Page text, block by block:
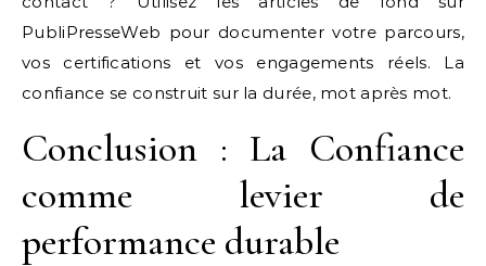
PubliPresseWeb pour documenter votre parcours,
vos certifications et vos engagements réels. La
confiance se construit sur la durée, mot après mot.
Conclusion : La Confiance
comme levier de
performance durable